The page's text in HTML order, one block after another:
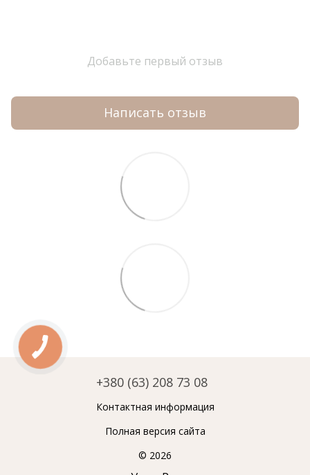
Добавьте первый отзыв
Написать отзыв
+380 (63) 208 73 08
Контактная информация
Полная версия сайта
© 2026